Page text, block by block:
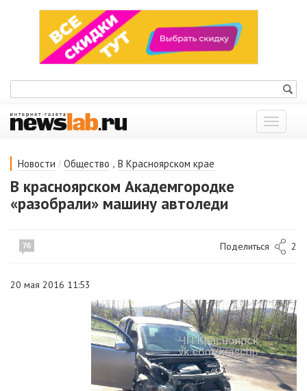
Показать
меню
Новости / Общество , В Красноярском крае
В красноярском Академгородке
«разобрали» машину автоледи
76 Поделиться 2
20 мая 2016 11:53